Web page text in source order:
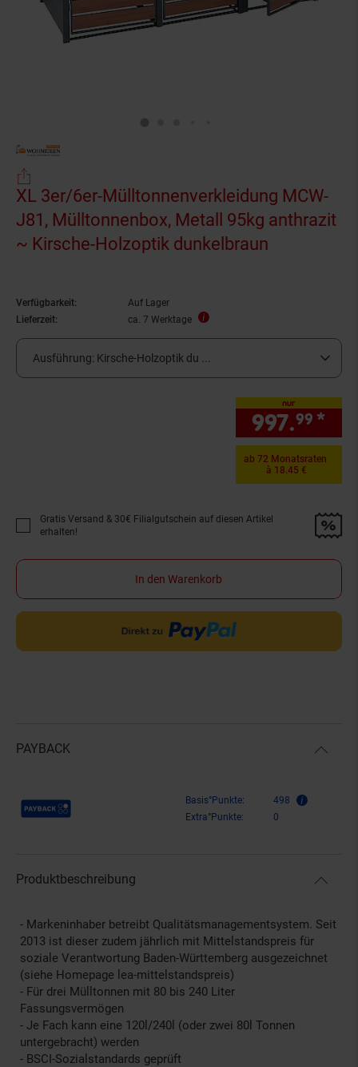
XL 3er/6er-Mülltonnenverkleidung MCW-
J81, Mülltonnenbox, Metall 95kg anthrazit
~ Kirsche-Holzoptik dunkelbraun
Verfügbarkeit:
Auf Lager
Lieferzeit:
ca. 7 Werktage
Ausführung: Kirsche-Holzoptik du ...
nur
997.99 *
ab 72 Monatsraten
à 18.45 €
Promotion "Gratis Versand &amp; 30€ Filialgutschein auf diesen Artikel
Gratis Versand & 30€ Filialgutschein auf diesen Artikel
erhalten!
In den Warenkorb
PAYBACK
Payback Punkte Basis°Punkte:
498
Extra°Punkte:
0
Produktbeschreibung
- Markeninhaber betreibt Qualitätsmanagementsystem. Seit
2013 ist dieser zudem jährlich mit Mittelstandspreis für
soziale Verantwortung Baden-Württemberg ausgezeichnet
(siehe Homepage lea-mittelstandspreis)
- Für drei Mülltonnen mit 80 bis 240 Liter
Fassungsvermögen
- Je Fach kann eine 120l/240l (oder zwei 80l Tonnen
untergebracht) werden
- BSCI-Sozialstandards geprüft